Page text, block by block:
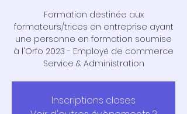
Formation destinée aux
formateurs/trices en entreprise ayant
une personne en formation soumise
à l'Orfo 2023 - Employé de commerce
Service & Administration
Inscriptions closes